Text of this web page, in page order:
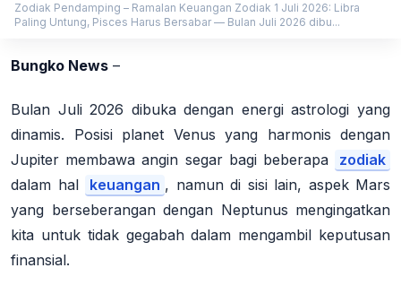
Zodiak Pendamping – Ramalan Keuangan Zodiak 1 Juli 2026: Libra
Paling Untung, Pisces Harus Bersabar — Bulan Juli 2026 dibu...
Bungko News –
Bulan Juli 2026 dibuka dengan energi astrologi yang
dinamis. Posisi planet Venus yang harmonis dengan
Jupiter membawa angin segar bagi beberapa
zodiak
dalam hal
keuangan , namun di sisi lain, aspek Mars
yang berseberangan dengan Neptunus mengingatkan
kita untuk tidak gegabah dalam mengambil keputusan
finansial.